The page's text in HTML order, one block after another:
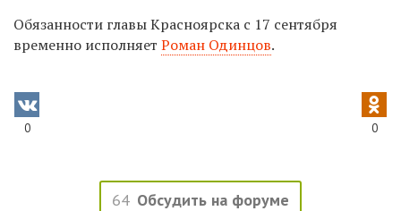
Обязанности главы Красноярска с 17 сентября
временно исполняет Роман Одинцов.
0 0
64 Обсудить на форуме